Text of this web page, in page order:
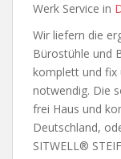
Werk Service in
Wir liefern die
Bürostühle und
komplett und fix
notwendig. Die
frei Haus und
Deutschland,
SITWELL®